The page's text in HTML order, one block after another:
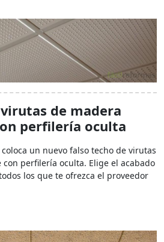
de madera
perfilería oculta
un nuevo falso techo de virutas
perfilería oculta. Elige el acabado
los que te ofrezca el proveedor